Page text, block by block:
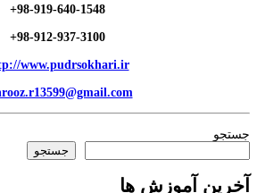
+98-919-640-1548
+98-912-937-3100
www.pudrsokhari.ir
جستجو
جستجو
آخرین آموزش ها